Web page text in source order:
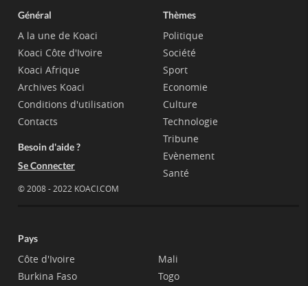
Général
A la une de Koaci
Koaci Côte d'Ivoire
Koaci Afrique
Archives Koaci
Conditions d'utilisation
Contacts
Besoin d'aide ?
Se Connecter
© 2008 - 2022 KOACI.COM
Thèmes
Politique
Société
Sport
Economie
Culture
Technologie
Tribune
Evènement
Santé
Pays
Côte d'Ivoire
Burkina Faso
Mali
Togo